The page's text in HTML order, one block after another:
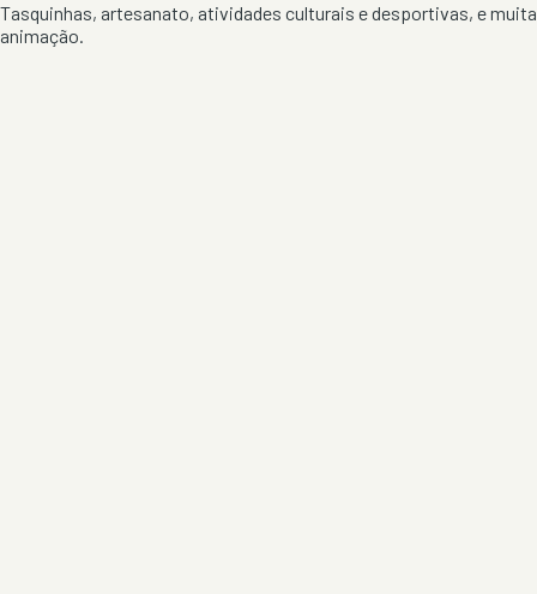
Tasquinhas, artesanato, atividades culturais e desportivas, e muita
animação.